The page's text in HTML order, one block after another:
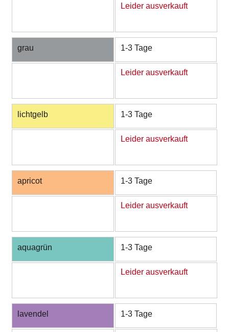
Leider ausverkauft
grau 1-3 Tage
Leider ausverkauft
lichtgelb 1-3 Tage
Leider ausverkauft
apricot 1-3 Tage
Leider ausverkauft
aquagrün 1-3 Tage
Leider ausverkauft
lavendel 1-3 Tage